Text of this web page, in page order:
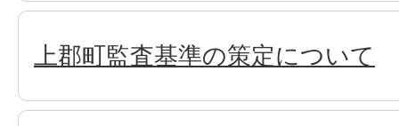
上郡町監査基準の策定について